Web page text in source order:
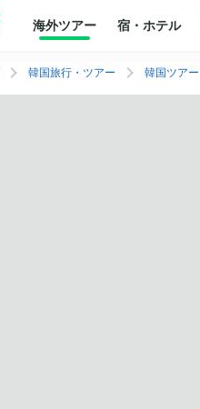
海外ツアー 宿・ホテル
韓国旅行・ツアー 韓国ツアー